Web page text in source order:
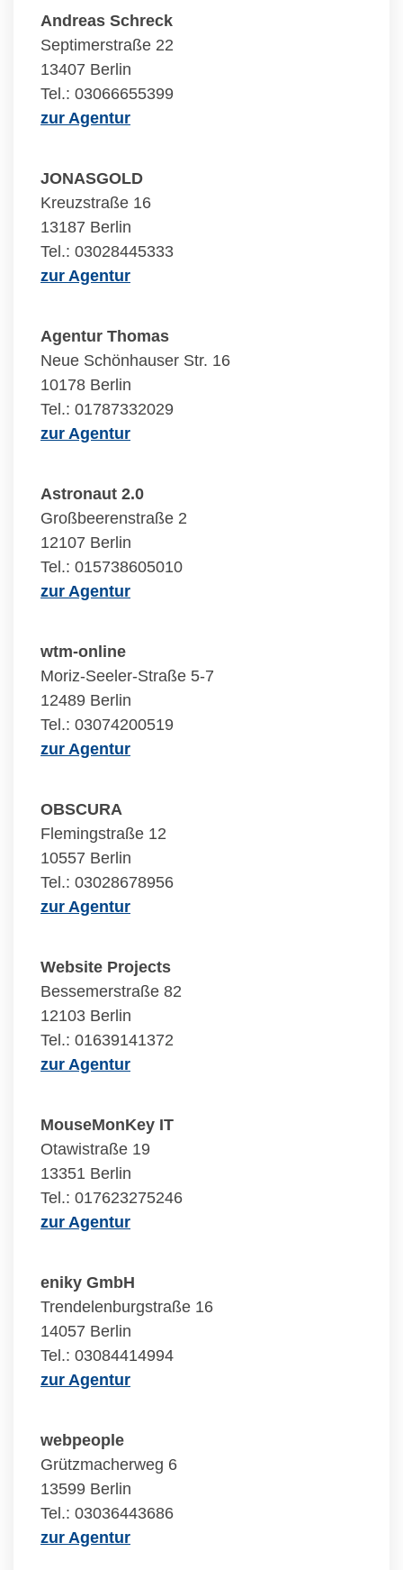
Andreas Schreck
Septimerstraße 22
13407 Berlin
Tel.: 03066655399
zur Agentur
JONASGOLD
Kreuzstraße 16
13187 Berlin
Tel.: 03028445333
zur Agentur
Agentur Thomas
Neue Schönhauser Str. 16
10178 Berlin
Tel.: 01787332029
zur Agentur
Astronaut 2.0
Großbeerenstraße 2
12107 Berlin
Tel.: 015738605010
zur Agentur
wtm-online
Moriz-Seeler-Straße 5-7
12489 Berlin
Tel.: 03074200519
zur Agentur
OBSCURA
Flemingstraße 12
10557 Berlin
Tel.: 03028678956
zur Agentur
Website Projects
Bessemerstraße 82
12103 Berlin
Tel.: 01639141372
zur Agentur
MouseMonKey IT
Otawistraße 19
13351 Berlin
Tel.: 017623275246
zur Agentur
eniky GmbH
Trendelenburgstraße 16
14057 Berlin
Tel.: 03084414994
zur Agentur
webpeople
Grützmacherweg 6
13599 Berlin
Tel.: 03036443686
zur Agentur